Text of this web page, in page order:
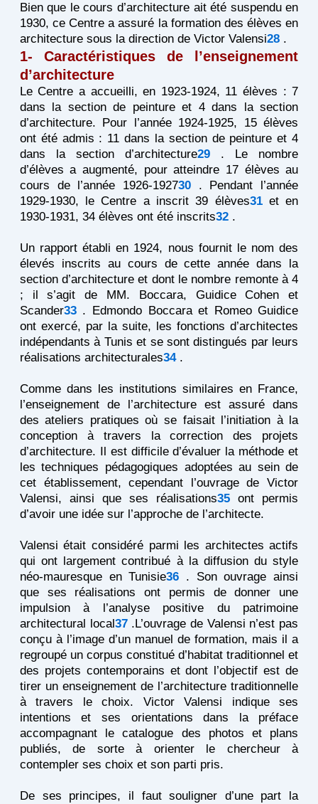
Bien que le cours d’architecture ait été suspendu en
1930, ce Centre a assuré la formation des élèves en
architecture sous la direction de Victor Valensi28.
1- Caractéristiques de l’enseignement
d’architecture
Le Centre a accueilli, en 1923-1924, 11 élèves : 7
dans la section de peinture et 4 dans la section
d’architecture. Pour l’année 1924-1925, 15 élèves
ont été admis : 11 dans la section de peinture et 4
dans la section d’architecture29 . Le nombre
d’élèves a augmenté, pour atteindre 17 élèves au
cours de l’année 1926-192730 . Pendant l’année
1929-1930, le Centre a inscrit 39 élèves31et en
1930-1931, 34 élèves ont été inscrits32.
Un rapport établi en 1924, nous fournit le nom des
élevés inscrits au cours de cette année dans la
section d’architecture et dont le nombre remonte à 4
; il s’agit de MM. Boccara, Guidice Cohen et
Scander33. Edmondo Boccara et Romeo Guidice
ont exercé, par la suite, les fonctions d’architectes
indépendants à Tunis et se sont distingués par leurs
réalisations architecturales34.
Comme dans les institutions similaires en France,
l’enseignement de l’architecture est assuré dans
des ateliers pratiques où se faisait l’initiation à la
conception à travers la correction des projets
d’architecture. Il est difficile d’évaluer la méthode et
les techniques pédagogiques adoptées au sein de
cet établissement, cependant l’ouvrage de Victor
Valensi, ainsi que ses réalisations35ont permis
d’avoir une idée sur l’approche de l’architecte.
Valensi était considéré parmi les architectes actifs
qui ont largement contribué à la diffusion du style
néo-mauresque en Tunisie36 . Son ouvrage ainsi
que ses réalisations ont permis de donner une
impulsion à l’analyse positive du patrimoine
architectural local37.L’ouvrage de Valensi n’est pas
conçu à l’image d’un manuel de formation, mais il a
regroupé un corpus constitué d’habitat traditionnel et
des projets contemporains et dont l’objectif est de
tirer un enseignement de l’architecture traditionnelle
à travers le choix. Victor Valensi indique ses
intentions et ses orientations dans la préface
accompagnant le catalogue des photos et plans
publiés, de sorte à orienter le chercheur à
contempler ses choix et son parti pris.
De ses principes, il faut souligner d’une part la